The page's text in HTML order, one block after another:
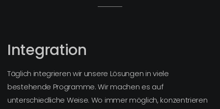
Integration
Täglich integrieren wir unsere Lösungen in viele
bestehende Programme. Wir machen es auf
unterschiedliche Weise. Wo immer möglich, konzentrieren